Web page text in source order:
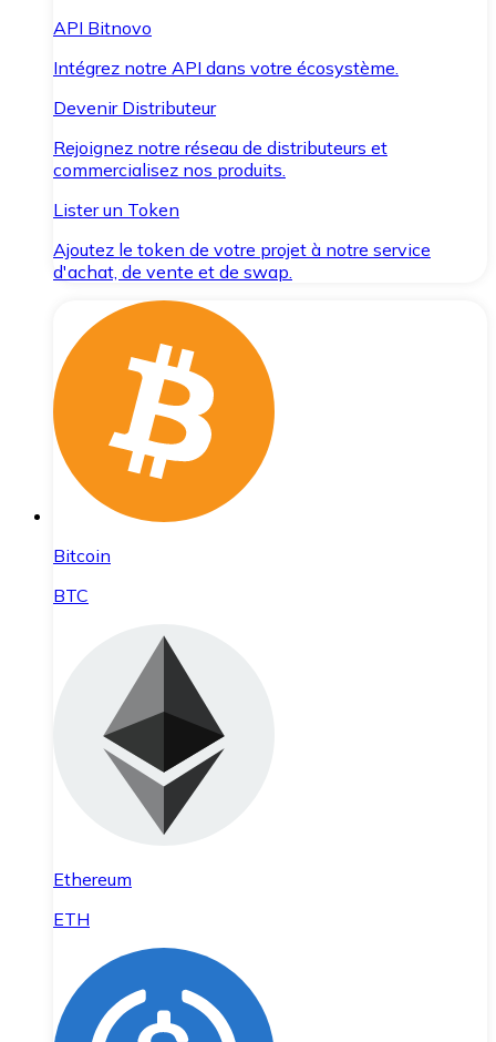
API Bitnovo
Intégrez notre API dans votre écosystème.
Devenir Distributeur
Rejoignez notre réseau de distributeurs et
commercialisez nos produits.
Lister un Token
Ajoutez le token de votre projet à notre service
d'achat, de vente et de swap.
Bitcoin
BTC
Ethereum
ETH